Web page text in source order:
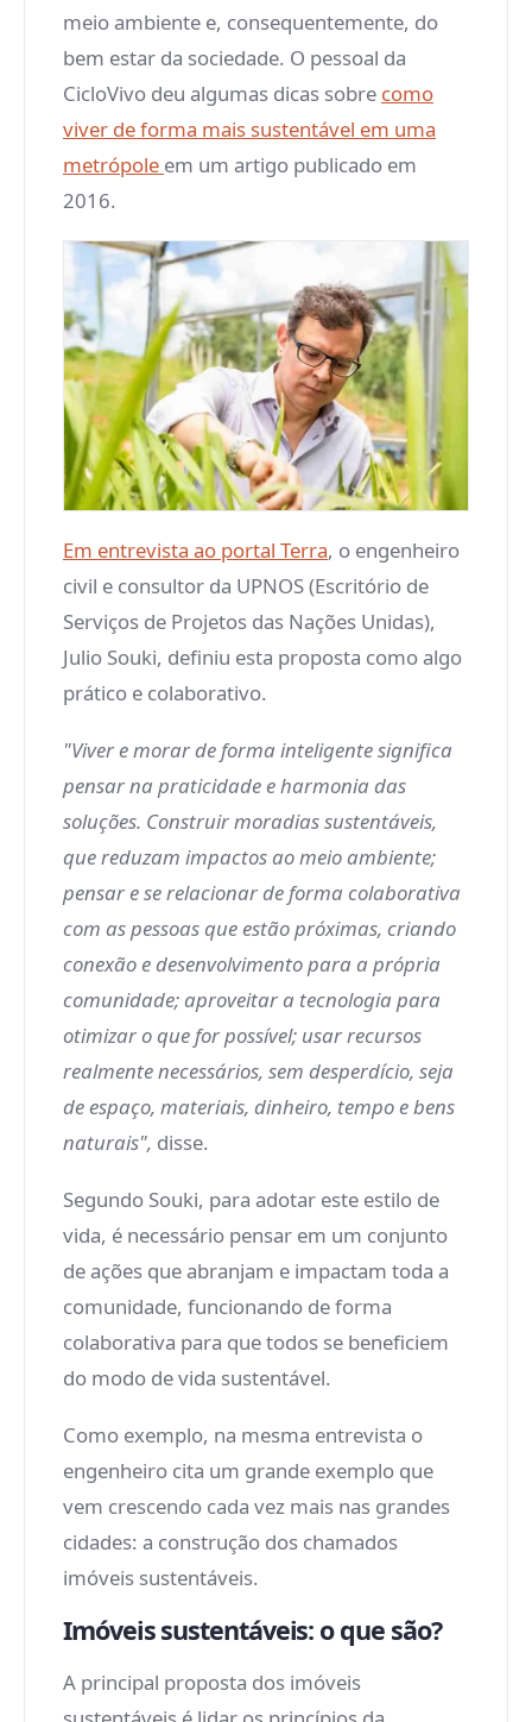
meio ambiente e, consequentemente, do
bem estar da sociedade. O pessoal da
CicloVivo deu algumas dicas sobre como
viver de forma mais sustentável em uma
metrópole em um artigo publicado em
2016.
Em entrevista ao portal Terra, o engenheiro
civil e consultor da UPNOS (Escritório de
Serviços de Projetos das Nações Unidas),
Julio Souki, definiu esta proposta como algo
prático e colaborativo.
"Viver e morar de forma inteligente significa
pensar na praticidade e harmonia das
soluções. Construir moradias sustentáveis,
que reduzam impactos ao meio ambiente;
pensar e se relacionar de forma colaborativa
com as pessoas que estão próximas, criando
conexão e desenvolvimento para a própria
comunidade; aproveitar a tecnologia para
otimizar o que for possível; usar recursos
realmente necessários, sem desperdício, seja
de espaço, materiais, dinheiro, tempo e bens
naturais", disse.
Segundo Souki, para adotar este estilo de
vida, é necessário pensar em um conjunto
de ações que abranjam e impactam toda a
comunidade, funcionando de forma
colaborativa para que todos se beneficiem
do modo de vida sustentável.
Como exemplo, na mesma entrevista o
engenheiro cita um grande exemplo que
vem crescendo cada vez mais nas grandes
cidades: a construção dos chamados
imóveis sustentáveis.
Imóveis sustentáveis: o que são?
A principal proposta dos imóveis